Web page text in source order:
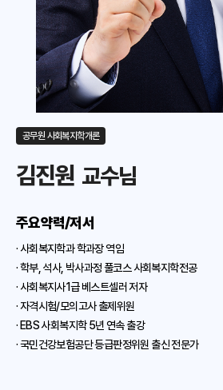
공무원 사회복지학개론
김진원 교수님
주요약력/저서
· 사회복지학과 학과장 역임
· 학부, 석사, 박사과정 풀코스 사회복지학전공
· 사회복지사1급 베스트셀러 저자
· 자격시험/모의고사 출제위원
· EBS 사회복지학 5년 연속 출강
· 국민건강보험공단 등급판정위원 출신 전문가